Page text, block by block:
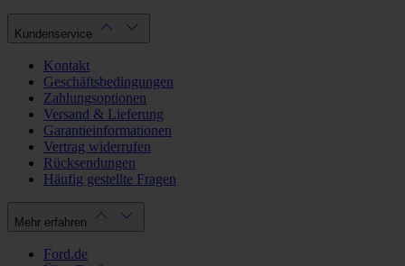
Kundenservice
Kontakt
Geschäftsbedingungen
Zahlungsoptionen
Versand & Lieferung
Garantieinformationen
Vertrag widerrufen
Rücksendungen
Häufig gestellte Fragen
Mehr erfahren
Ford.de